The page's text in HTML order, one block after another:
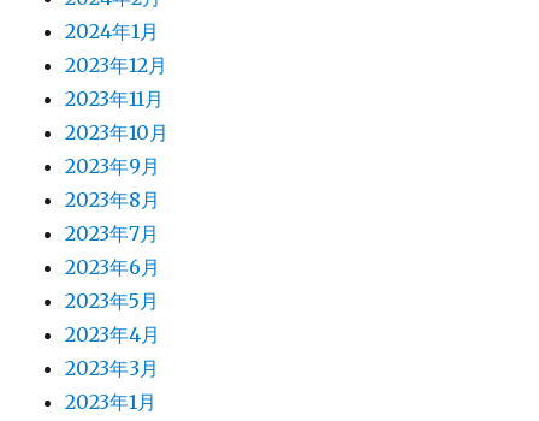
2024年1月
2023年12月
2023年11月
2023年10月
2023年9月
2023年8月
2023年7月
2023年6月
2023年5月
2023年4月
2023年3月
2023年1月